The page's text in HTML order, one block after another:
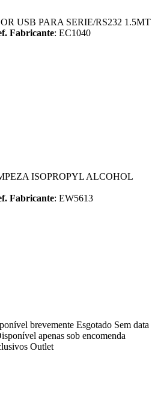
USB PARA SERIE/RS232 1.5MT
Fabricante: EC1040
ISOPROPYL ALCOHOL
Fabricante: EW5613
brevemente Esgotado Sem data
apenas sob encomenda
Outlet